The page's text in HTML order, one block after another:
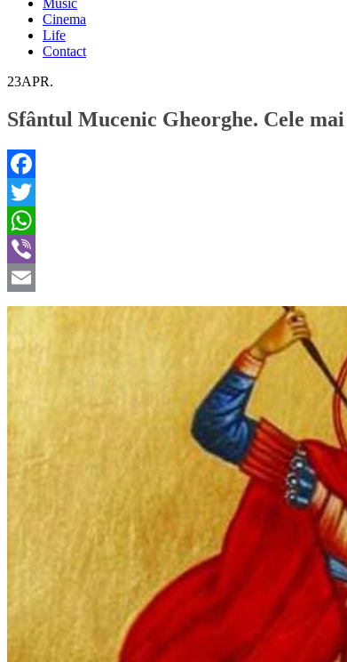
Music
Cinema
Life
Contact
23APR.
Sfântul Mucenic Gheorghe. Cele
Facebook
Twitter
WhatsApp
Viber
Email